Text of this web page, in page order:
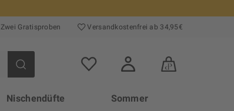
Zwei Gratisproben Versand­kosten­frei ab 34,95€
Nischendüfte Sommer